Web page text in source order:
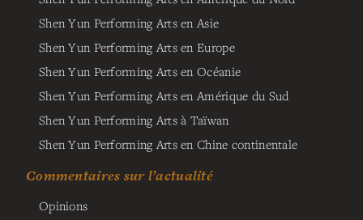
Shen Yun Performing Arts en Asie
Shen Yun Performing Arts en Europe
Shen Yun Performing Arts en Océanie
Shen Yun Performing Arts en Amérique du Sud
Shen Yun Performing Arts à Taïwan
Shen Yun Performing Arts en Chine continentale
Commentaires sur l’actualité
Opinions